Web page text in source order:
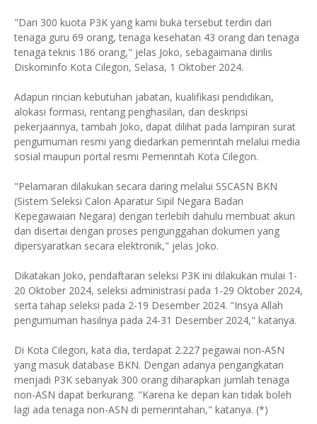
"Dari 300 kuota P3K yang kami buka tersebut terdiri dari
tenaga guru 69 orang, tenaga kesehatan 43 orang dan tenaga
tenaga teknis 186 orang," jelas Joko, sebagaimana dirilis
Diskominfo Kota Cilegon, Selasa, 1 Oktober 2024.
Adapun rincian kebutuhan jabatan, kualifikasi pendidikan,
alokasi formasi, rentang penghasilan, dan deskripsi
pekerjaannya, tambah Joko, dapat dilihat pada lampiran surat
pengumuman resmi yang diedarkan pemerintah melalui media
sosial maupun portal resmi Pemerintah Kota Cilegon.
"Pelamaran dilakukan secara daring melalui SSCASN BKN
(Sistem Seleksi Calon Aparatur Sipil Negara Badan
Kepegawaian Negara) dengan terlebih dahulu membuat akun
dan disertai dengan proses pengunggahan dokumen yang
dipersyaratkan secara elektronik," jelas Joko.
Dikatakan Joko, pendaftaran seleksi P3K ini dilakukan mulai 1-
20 Oktober 2024, seleksi administrasi pada 1-29 Oktober 2024,
serta tahap seleksi pada 2-19 Desember 2024. "Insya Allah
pengumuman hasilnya pada 24-31 Desember 2024," katanya.
Di Kota Cilegon, kata dia, terdapat 2.227 pegawai non-ASN
yang masuk database BKN. Dengan adanya pengangkatan
menjadi P3K sebanyak 300 orang diharapkan jumlah tenaga
non-ASN dapat berkurang. "Karena ke depan kan tidak boleh
lagi ada tenaga non-ASN di pemerintahan," katanya. (*)